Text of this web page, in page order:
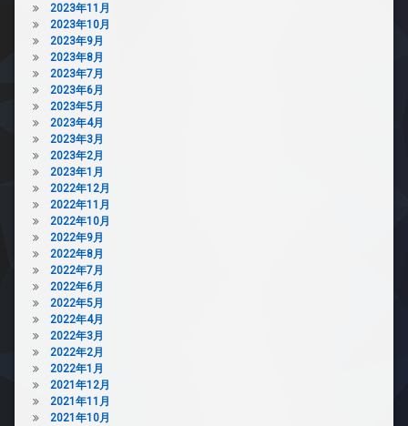
2023年11月
2023年10月
2023年9月
2023年8月
2023年7月
2023年6月
2023年5月
2023年4月
2023年3月
2023年2月
2023年1月
2022年12月
2022年11月
2022年10月
2022年9月
2022年8月
2022年7月
2022年6月
2022年5月
2022年4月
2022年3月
2022年2月
2022年1月
2021年12月
2021年11月
2021年10月